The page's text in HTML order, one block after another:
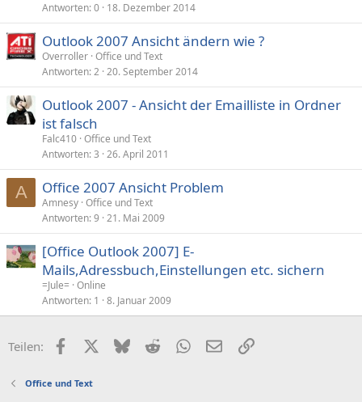
Antworten 0 18. Dezember 2014
Outlook 2007 Ansicht ändern wie ?
Overroller Office und Text
Antworten 2 20. September 2014
Outlook 2007 - Ansicht der Emailliste in Ordner
ist falsch
Falc410 Office und Text
Antworten 3 26. April 2011
A Office 2007 Ansicht Problem
Amnesy Office und Text
Antworten 9 21. Mai 2009
[Office Outlook 2007] E-
Mails,Adressbuch,Einstellungen etc. sichern
=Jule= Online
Antworten 1 8. Januar 2009
Teilen: FacebookX (Twitter)
BlueskyRedditWhatsApp
E-MailLink
Office und Text